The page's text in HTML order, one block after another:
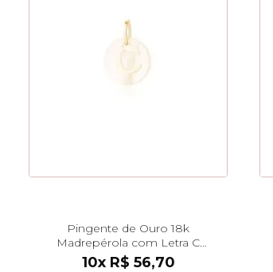
Pingente de Ouro 18k
Madrepérola com Letra C
Pendurada pi24477
10x R$ 56,70